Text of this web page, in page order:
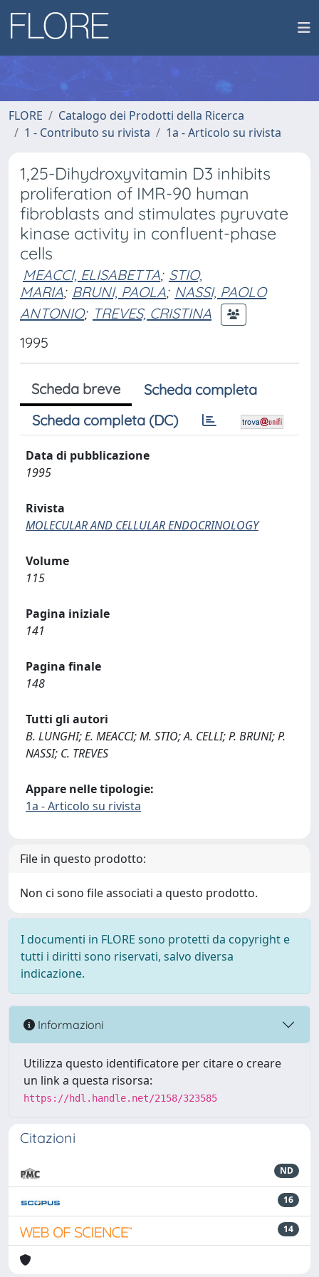
FLORE
Catalogo dei Prodotti della Ricerca
1 - Contributo su rivista
1a - Articolo su rivista
1,25-Dihydroxyvitamin D3 inhibits
proliferation of IMR-90 human
fibroblasts and stimulates pyruvate
kinase activity in confluent-phase
cells
MEACCI, ELISABETTA; STIO,
MARIA; BRUNI, PAOLA; NASSI, PAOLO
ANTONIO; TREVES, CRISTINA
1995
Scheda breve
Scheda completa
Scheda completa (DC)
Data di pubblicazione
1995
Rivista
MOLECULAR AND CELLULAR ENDOCRINOLOGY
Volume
115
Pagina iniziale
141
Pagina finale
148
Tutti gli autori
B. LUNGHI; E. MEACCI; M. STIO; A. CELLI; P. BRUNI; P.
NASSI; C. TREVES
Appare nelle tipologie:
1a - Articolo su rivista
File in questo prodotto:
Non ci sono file associati a questo prodotto.
I documenti in FLORE sono protetti da copyright e
tutti i diritti sono riservati, salvo diversa
indicazione.
Informazioni
Utilizza questo identificatore per citare o creare
un link a questa risorsa:
https://hdl.handle.net/2158/323585
Citazioni
ND
16
14